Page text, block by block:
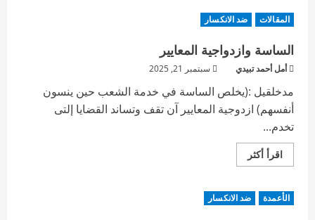
المقالات ضد الانكسار
الساسة وازدواجية المعايير
أمل أحمد تبيدي سبتمبر 21, 2025
مدخلقيل :(يخلص الساسة في خدمة الشعب حين ينسون
أنفسهم) ازدوجية المعايير آن تقف وتساند القضايا إلتى
تخدم...
اقرأ أكثر
الأعمدة ضد الانكسار